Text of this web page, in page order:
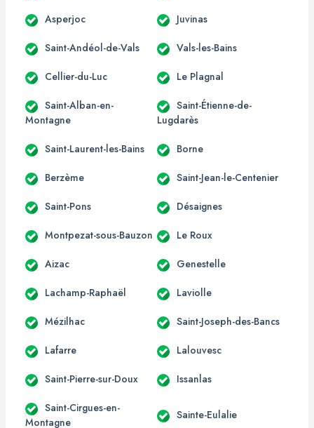
Asperjoc Juvinas
Saint-Andéol-de-Vals Vals-les-Bains
Cellier-du-Luc Le Plagnal
Saint-Alban-en-
Montagne
Saint-Étienne-de-
Lugdarès
Saint-Laurent-les-Bains Borne
Berzème Saint-Jean-le-Centenier
Saint-Pons Désaignes
Montpezat-sous-Bauzon Le Roux
Aizac Genestelle
Lachamp-Raphaël Laviolle
Mézilhac Saint-Joseph-des-Bancs
Lafarre Lalouvesc
Saint-Pierre-sur-Doux Issanlas
Saint-Cirgues-en-
Montagne
Sainte-Eulalie